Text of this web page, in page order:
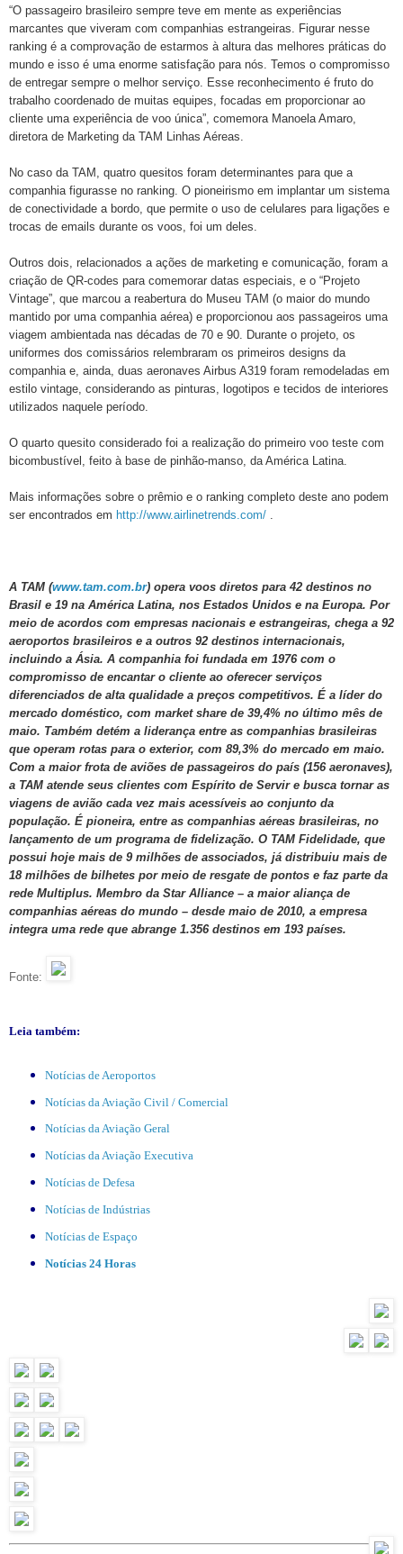
“O passageiro brasileiro sempre teve em mente as experiências
marcantes que viveram com companhias estrangeiras. Figurar nesse
ranking é a comprovação de estarmos à altura das melhores práticas do
mundo e isso é uma enorme satisfação para nós. Temos o compromisso
de entregar sempre o melhor serviço. Esse reconhecimento é fruto do
trabalho coordenado de muitas equipes, focadas em proporcionar ao
cliente uma experiência de voo única”, comemora Manoela Amaro,
diretora de Marketing da TAM Linhas Aéreas.
No caso da TAM, quatro quesitos foram determinantes para que a
companhia figurasse no ranking. O pioneirismo em implantar um sistema
de conectividade a bordo, que permite o uso de celulares para ligações e
trocas de emails durante os voos, foi um deles.
Outros dois, relacionados a ações de marketing e comunicação, foram a
criação de QR-codes para comemorar datas especiais, e o “Projeto
Vintage”, que marcou a reabertura do Museu TAM (o maior do mundo
mantido por uma companhia aérea) e proporcionou aos passageiros uma
viagem ambientada nas décadas de 70 e 90. Durante o projeto, os
uniformes dos comissários relembraram os primeiros designs da
companhia e, ainda, duas aeronaves Airbus A319 foram remodeladas em
estilo vintage, considerando as pinturas, logotipos e tecidos de interiores
utilizados naquele período.
O quarto quesito considerado foi a realização do primeiro voo teste com
bicombustível, feito à base de pinhão-manso, da América Latina.
Mais informações sobre o prêmio e o ranking completo deste ano podem
ser encontrados em http://www.airlinetrends.com/
A TAM (www.tam.com.br) opera voos diretos para 42 destinos no
Brasil e 19 na América Latina, nos Estados Unidos e na Europa. Por
meio de acordos com empresas nacionais e estrangeiras, chega a 92
aeroportos brasileiros e a outros 92 destinos internacionais,
incluindo a Ásia. A companhia foi fundada em 1976 com o
compromisso de encantar o cliente ao oferecer serviços
diferenciados de alta qualidade a preços competitivos. É a líder do
mercado doméstico, com market share de 39,4% no último mês de
maio. Também detém a liderança entre as companhias brasileiras
que operam rotas para o exterior, com 89,3% do mercado em maio.
Com a maior frota de aviões de passageiros do país (156 aeronaves),
a TAM atende seus clientes com Espírito de Servir e busca tornar as
viagens de avião cada vez mais acessíveis ao conjunto da
população. É pioneira, entre as companhias aéreas brasileiras, no
lançamento de um programa de fidelização. O TAM Fidelidade, que
possui hoje mais de 9 milhões de associados, já distribuiu mais de
18 milhões de bilhetes por meio de resgate de pontos e faz parte da
rede Multiplus. Membro da Star Alliance – a maior aliança de
companhias aéreas do mundo – desde maio de 2010, a empresa
integra uma rede que abrange 1.356 destinos em 193 países.
Fonte:
Leia também:
Notícias de Aeroportos
Notícias da Aviação Civil / Comercial
Notícias da Aviação Geral
Notícias da Aviação Executiva
Notícias de Defesa
Notícias de Indústrias
Notícias de Espaço
Notícias 24 Horas